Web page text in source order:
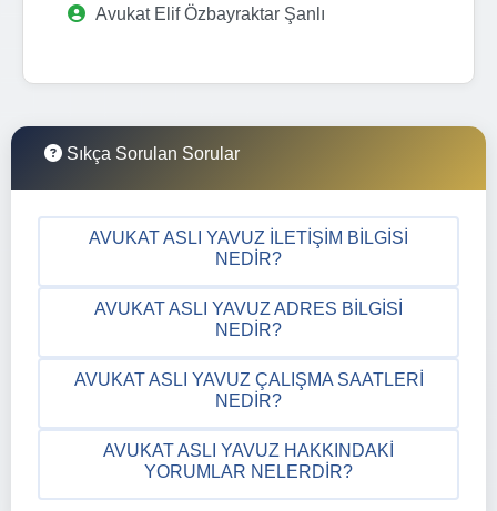
Avukat Elif Özbayraktar Şanlı
Sıkça Sorulan Sorular
AVUKAT ASLI YAVUZ İLETIŞIM BILGISI
NEDIR?
AVUKAT ASLI YAVUZ ADRES BILGISI
NEDIR?
AVUKAT ASLI YAVUZ ÇALIŞMA SAATLERI
NEDIR?
AVUKAT ASLI YAVUZ HAKKINDAKI
YORUMLAR NELERDIR?